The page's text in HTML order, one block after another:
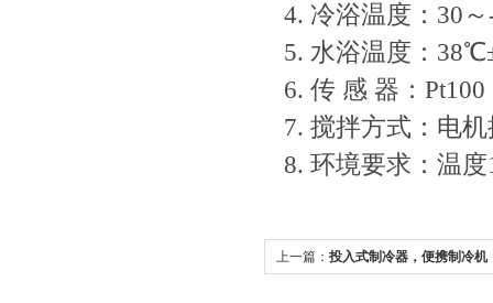
4. 冷浴温度：30
5. 水浴温度：
6. 传 感 器：Pt100
7. 搅拌方式：电机
8. 环境要求：温
上一篇： 投入式制冷器，便携制冷机